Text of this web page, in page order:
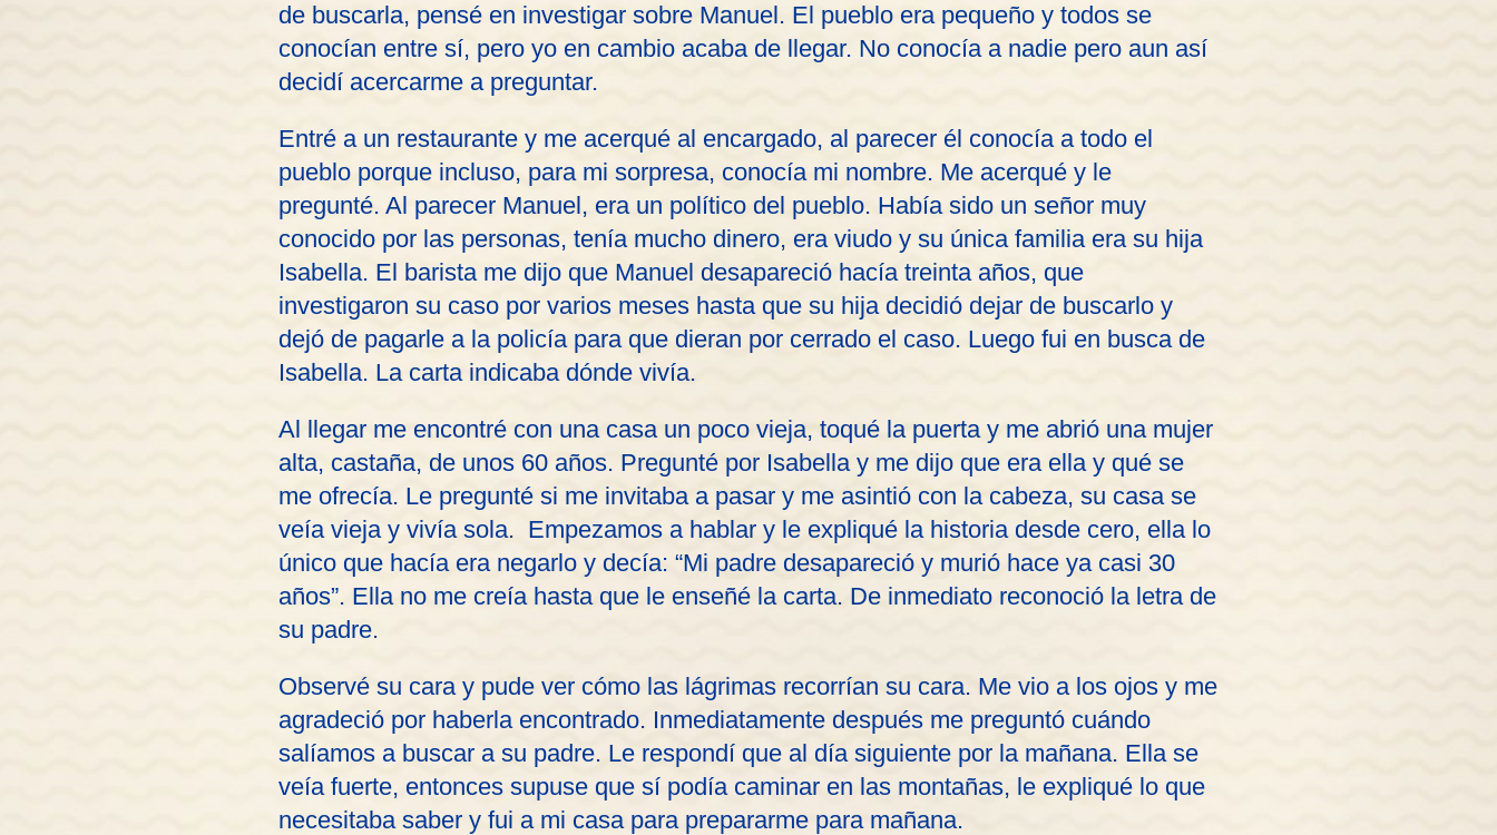
de buscarla, pensé en investigar sobre Manuel. El pueblo era pequeño y todos se
conocían entre sí, pero yo en cambio acaba de llegar. No conocía a nadie pero aun así
decidí acercarme a preguntar.
Entré a un restaurante y me acerqué al encargado, al parecer él conocía a todo el
pueblo porque incluso, para mi sorpresa, conocía mi nombre. Me acerqué y le
pregunté. Al parecer Manuel, era un político del pueblo. Había sido un señor muy
conocido por las personas, tenía mucho dinero, era viudo y su única familia era su hija
Isabella. El barista me dijo que Manuel desapareció hacía treinta años, que
investigaron su caso por varios meses hasta que su hija decidió dejar de buscarlo y
dejó de pagarle a la policía para que dieran por cerrado el caso. Luego fui en busca de
Isabella. La carta indicaba dónde vivía.
Al llegar me encontré con una casa un poco vieja, toqué la puerta y me abrió una mujer
alta, castaña, de unos 60 años. Pregunté por Isabella y me dijo que era ella y qué se
me ofrecía. Le pregunté si me invitaba a pasar y me asintió con la cabeza, su casa se
veía vieja y vivía sola. Empezamos a hablar y le expliqué la historia desde cero, ella lo
único que hacía era negarlo y decía: “Mi padre desapareció y murió hace ya casi 30
años”. Ella no me creía hasta que le enseñé la carta. De inmediato reconoció la letra de
su padre.
Observé su cara y pude ver cómo las lágrimas recorrían su cara. Me vio a los ojos y me
agradeció por haberla encontrado. Inmediatamente después me preguntó cuándo
salíamos a buscar a su padre. Le respondí que al día siguiente por la mañana. Ella se
veía fuerte, entonces supuse que sí podía caminar en las montañas, le expliqué lo que
necesitaba saber y fui a mi casa para prepararme para mañana.